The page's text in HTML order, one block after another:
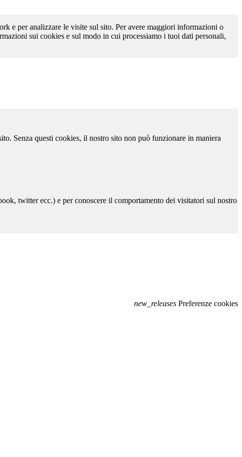
e per analizzare le visite sul sito. Per avere maggiori informazioni o
sui cookies e sul modo in cui processiamo i tuoi dati personali,
Senza questi cookies, il nostro sito non può funzionare in maniera
twitter ecc.) e per conoscere il comportamento dei visitatori sul nostro
new_releases Preferenze cookies